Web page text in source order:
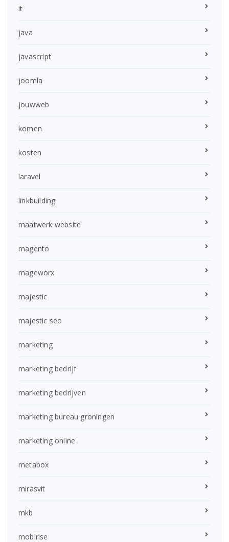
it
java
javascript
joomla
jouwweb
komen
kosten
laravel
linkbuilding
maatwerk website
magento
mageworx
majestic
majestic seo
marketing
marketing bedrijf
marketing bedrijven
marketing bureau groningen
marketing online
metabox
mirasvit
mkb
mobirise